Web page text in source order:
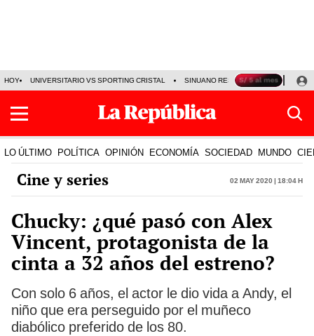
HOY UNIVERSITARIO VS SPORTING CRISTAL SINUANO RESULTADOS HOY
LO ÚLTIMO POLÍTICA OPINIÓN ECONOMÍA SOCIEDAD MUNDO
Cine y series 02 May 2020 | 18:04 h
Chucky: ¿qué pasó con Alex
Vincent, protagonista de la
cinta a 32 años del estreno?
Con solo 6 años, el actor le dio vida a Andy, el
niño que era perseguido por el muñeco
diabólico preferido de los 80.